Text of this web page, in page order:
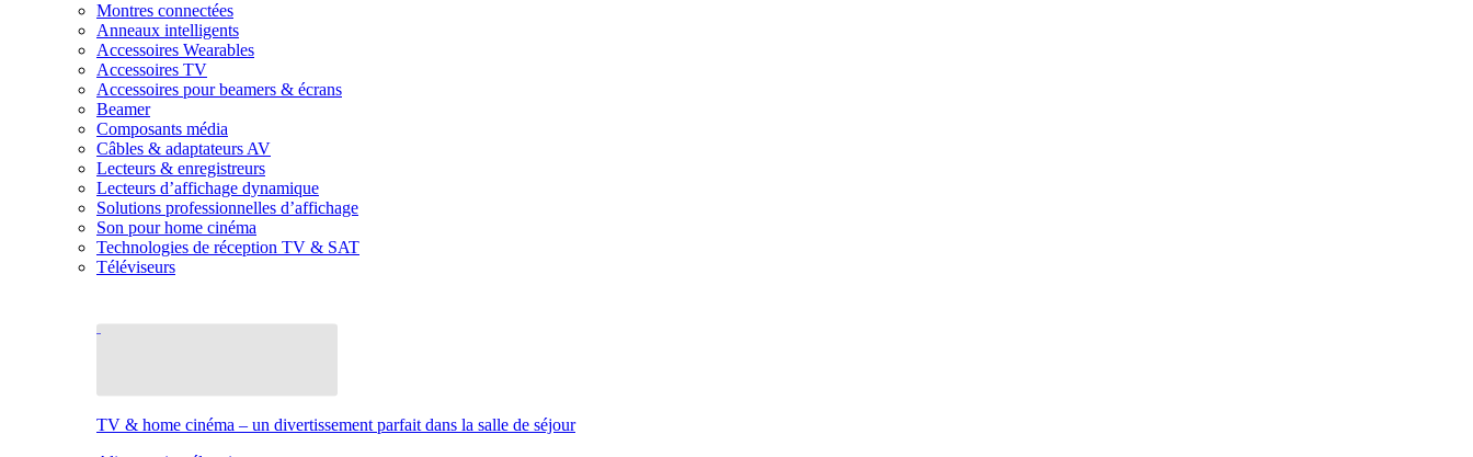
Montres connectées
Anneaux intelligents
Accessoires Wearables
Accessoires TV
Accessoires pour beamers & écrans
Beamer
Composants média
Câbles & adaptateurs AV
Lecteurs & enregistreurs
Lecteurs d’affichage dynamique
Solutions professionnelles d’affichage
Son pour home cinéma
Technologies de réception TV & SAT
Téléviseurs
TV & home cinéma – un divertissement parfait dans la salle de séjour